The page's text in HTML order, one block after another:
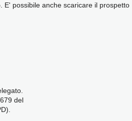
E' possibile anche scaricare il prospetto
del